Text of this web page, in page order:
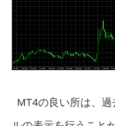
MT4の良い所は、